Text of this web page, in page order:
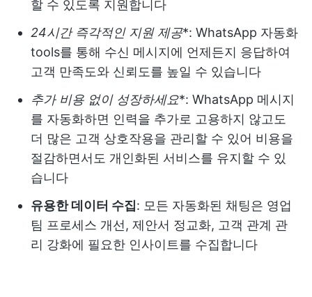
할 수 있도록 지원합니다
24시간 즉각적인 지원 제공*: WhatsApp 자동화
tools를 통해 수신 메시지에 언제든지 응답하여
고객 만족도와 신뢰도를 높일 수 있습니다
추가 비용 없이 성장하세요*: WhatsApp 메시지
를 자동화하면 인력을 추가로 고용하지 않고도
더 많은 고객 상호작용을 관리할 수 있어 비용을
절감하면서도 개인화된 서비스를 유지할 수 있
습니다
유용한 데이터 수집: 모든 자동화된 채팅은 영업
팀 프로세스 개선, 제안서 정교화, 고객 관계 관
리 강화에 필요한 인사이트를 수집합니다